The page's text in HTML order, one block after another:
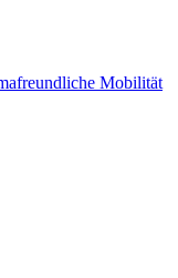
Mobilität